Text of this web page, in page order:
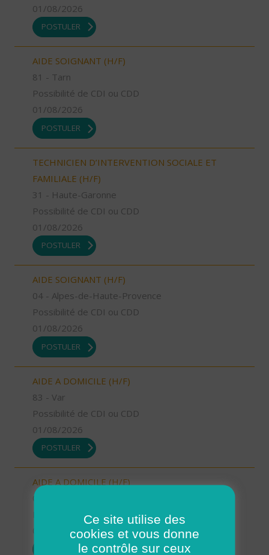
01/08/2026
POSTULER
AIDE SOIGNANT (H/F)
81 - Tarn
Possibilité de CDI ou CDD
01/08/2026
POSTULER
TECHNICIEN D’INTERVENTION SOCIALE ET
FAMILIALE (H/F)
31 - Haute-Garonne
Possibilité de CDI ou CDD
01/08/2026
POSTULER
AIDE SOIGNANT (H/F)
04 - Alpes-de-Haute-Provence
Possibilité de CDI ou CDD
01/08/2026
POSTULER
AIDE A DOMICILE (H/F)
83 - Var
Possibilité de CDI ou CDD
01/08/2026
POSTULER
AIDE A DOMICILE (H/F)
04 - Alpes-de-Haute-Provence
Possibilité de CDI ou CDD
01/08/2026
Ce site utilise des
cookies et vous donne
le contrôle sur ceux